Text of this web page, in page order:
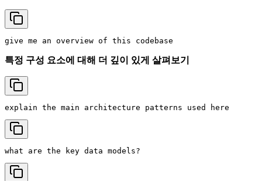
특정 구성 요소에 대해 더 깊이 있게 살펴보기